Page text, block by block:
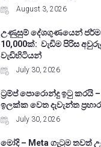
August 3, 2026
උණුසුම් දේශගුණයෙන්
10,000ක්: වැඩිම පිරිස
වැඩිහිටියන්
July 30, 2026
ට්‍රම්ප් පොරොන්දු ඉටු කරයි
ඉලක්ක වෙත දැවැන්ත
July 30, 2026
මෝදි – Meta ගැටුම තවත්